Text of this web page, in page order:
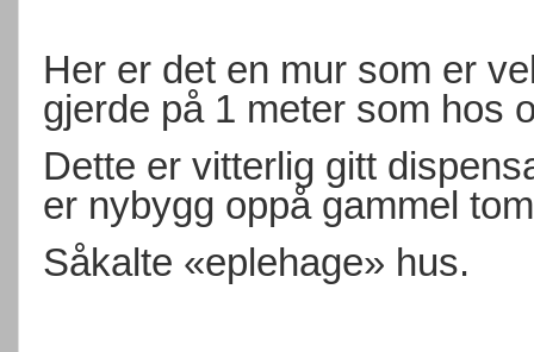
Her er det en mur som er
gjerde på 1 meter som hos
Dette er vitterlig gitt
er nybygg oppå gammel
Såkalte «eplehage» hus.